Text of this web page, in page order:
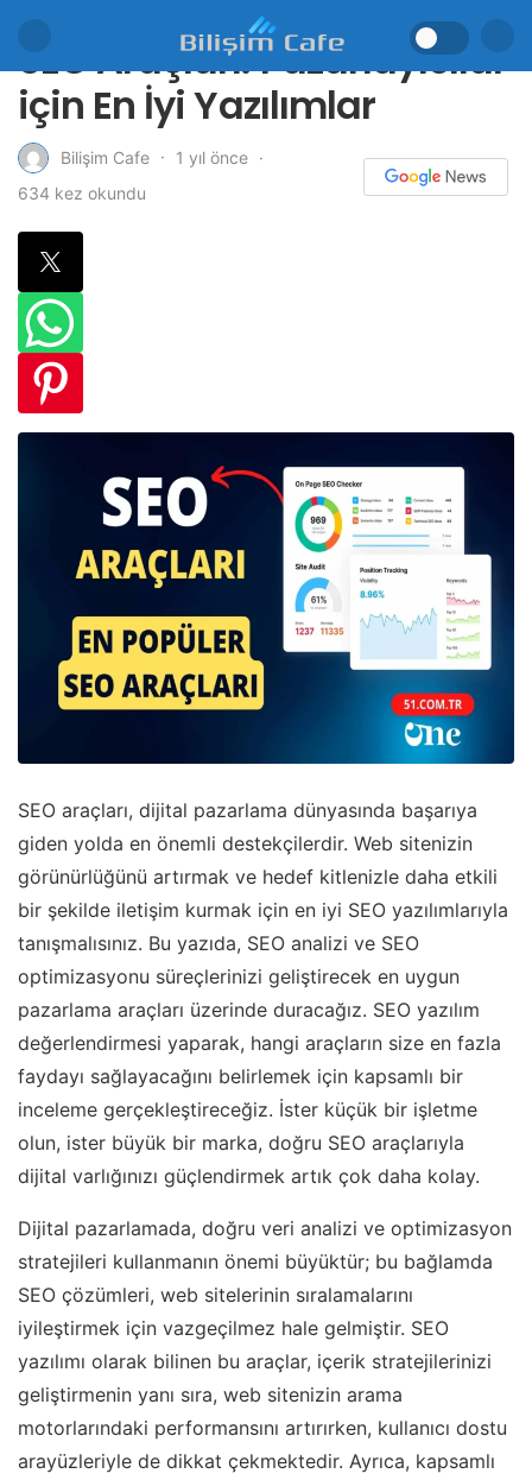
SEO Araçları: Pazarlayıcılar
için En İyi Yazılımlar
Bilişim Cafe
1 yıl önce
634 kez okundu
SEO araçları, dijital pazarlama dünyasında başarıya
giden yolda en önemli destekçilerdir. Web sitenizin
görünürlüğünü artırmak ve hedef kitlenizle daha etkili
bir şekilde iletişim kurmak için en iyi SEO yazılımlarıyla
tanışmalısınız. Bu yazıda, SEO analizi ve SEO
optimizasyonu süreçlerinizi geliştirecek en uygun
pazarlama araçları üzerinde duracağız. SEO yazılım
değerlendirmesi yaparak, hangi araçların size en fazla
faydayı sağlayacağını belirlemek için kapsamlı bir
inceleme gerçekleştireceğiz. İster küçük bir işletme
olun, ister büyük bir marka, doğru SEO araçlarıyla
dijital varlığınızı güçlendirmek artık çok daha kolay.
Dijital pazarlamada, doğru veri analizi ve optimizasyon
stratejileri kullanmanın önemi büyüktür; bu bağlamda
SEO çözümleri, web sitelerinin sıralamalarını
iyileştirmek için vazgeçilmez hale gelmiştir. SEO
yazılımı olarak bilinen bu araçlar, içerik stratejilerinizi
geliştirmenin yanı sıra, web sitenizin arama
motorlarındaki performansını artırırken, kullanıcı dostu
arayüzleriyle de dikkat çekmektedir. Ayrıca, kapsamlı